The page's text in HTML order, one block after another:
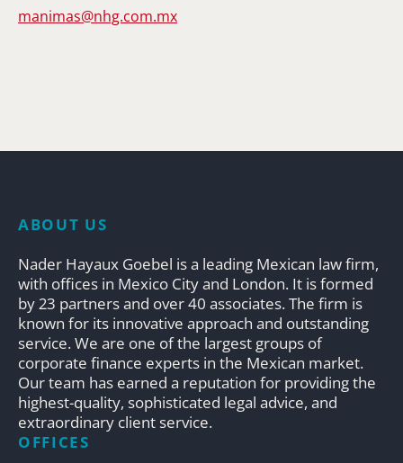
manimas@nhg.com.mx
ABOUT US
Nader Hayaux Goebel is a leading Mexican law firm,
with offices in Mexico City and London. It is formed
by 23 partners and over 40 associates. The firm is
known for its innovative approach and outstanding
service. We are one of the largest groups of
corporate finance experts in the Mexican market.
Our team has earned a reputation for providing the
highest-quality, sophisticated legal advice, and
extraordinary client service.
OFFICES